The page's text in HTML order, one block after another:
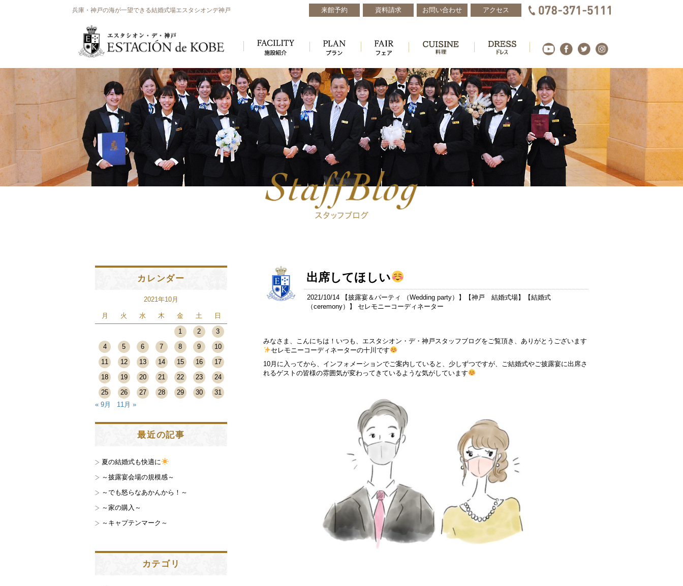
兵庫・神戸の海が一望できる結婚式場エスタシオンデ神戸 来館予約 資料請求 お問い合わせ アクセス
出席してほしい
2021/10/14 【披露宴＆パーティ （Wedding party） 】【神戸 結婚式場】【結婚式
（ceremony） 】 セレモニーコーディネーター
みなさま、こんにちは！いつも、エスタシオン・デ・神戸スタッフブログをご覧頂き、ありがとうございます
セレモニーコーディネーターの十川です
10月に入ってから、インフォメーションでご案内していると、少しずつですが、ご結婚式やご披露宴に出席さ
れるゲストの皆様の雰囲気が変わってきているような気がしています
カレンダー
2021年10月
月 火 水 木 金 土 日
1 2
3
4
5 6 7 8 9
10
11
12 13 14 15 16
17
18
19 20 21 22 23
24
25
26 27 28 29 30
31
« 9月
11月 »
最近の記事
夏の結婚式も快適に
～披露宴会場の規模感～
～でも怒らなあかんから！～
～家の購入～
～キャプテンマーク～
カテゴリ